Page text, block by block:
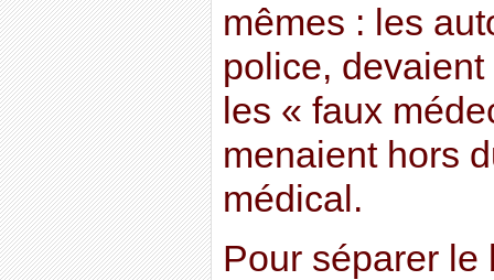
mêmes : les
police, devaient
les « faux
menaient hors
médical.
Pour séparer le